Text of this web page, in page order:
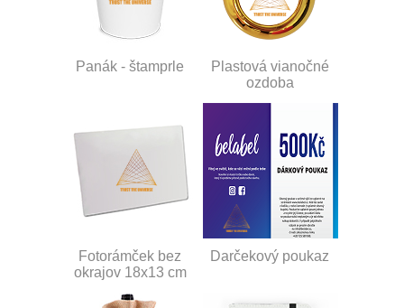
Panák - štamprle
Plastová vianočné
ozdoba
Fotorámček bez
okrajov 18x13 cm
Darčekový poukaz